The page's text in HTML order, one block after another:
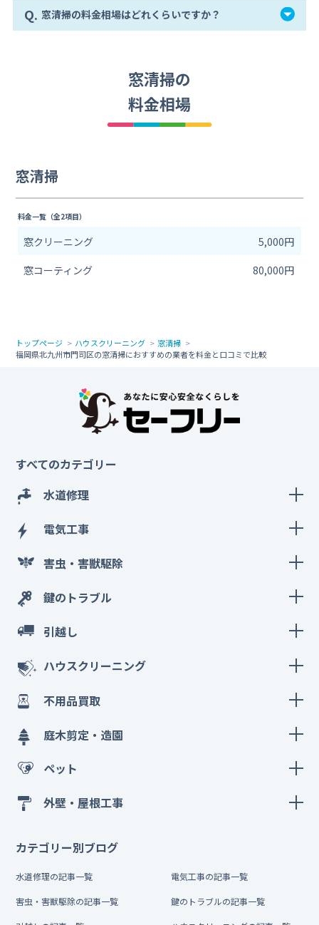
Q. 窓清掃の料金相場はどれくらいですか？
窓清掃の
料金相場
窓清掃
料金一覧（全2項目）
窓クリーニング
5,000円
窓コーティング
80,000円
トップページ ハウスクリーニング
窓清掃
福岡県北九州市門司区の窓清掃におすすめの業者を料金と口コミで比較
すべてのカテゴリー
水道修理
電気工事
害虫・害獣駆除
鍵のトラブル
引越し
ハウスクリーニング
不用品買取
庭木剪定・造園
ペット
外壁・屋根工事
カテゴリー別ブログ
水道修理の記事一覧 電気工事の記事一覧
害虫・害獣駆除の記事一覧 鍵のトラブルの記事一覧